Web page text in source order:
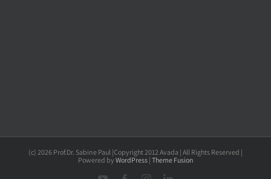
(c) 2026 Prof.Dr. Sabine Paul |Copyright 2012 Avada | All Rights Reserved |
Powered by WordPress| Theme Fusion